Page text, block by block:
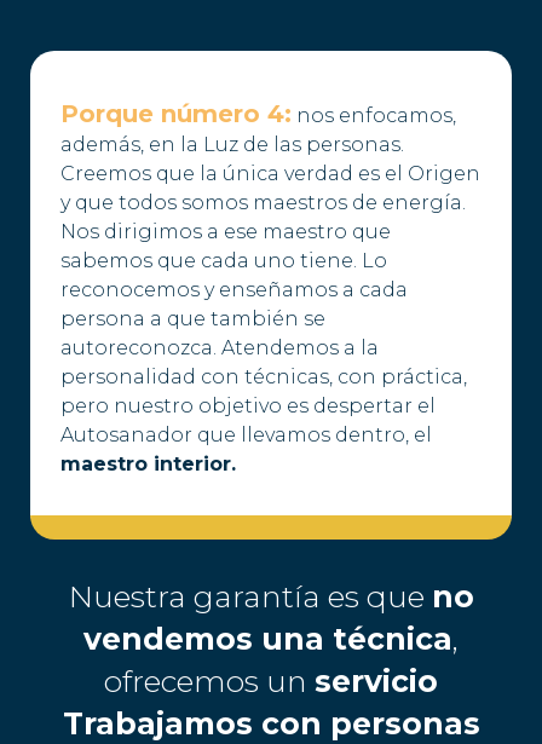
Porque número 4: nos enfocamos,
además, en la Luz de las personas.
Creemos que la única verdad es el Origen
y que todos somos maestros de energía.
Nos dirigimos a ese maestro que
sabemos que cada uno tiene. Lo
reconocemos y enseñamos a cada
persona a que también se
autoreconozca. Atendemos a la
personalidad con técnicas, con práctica,
pero nuestro objetivo es despertar el
Autosanador que llevamos dentro, el
maestro interior.
Nuestra garantía es que no
vendemos una técnica,
ofrecemos un servicio
Trabajamos con personas